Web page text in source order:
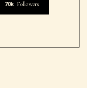
70k Followers